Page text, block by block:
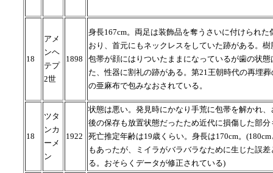
18
アメ
ンヘ
テプ
2世
1898
身長167cm。両足は装飾品を奪うさいに付けられた
おり、首元にもネックレスをしていた跡がある。樹
包帯が顔にはりついたままになっているが歯の状態
た、性器に割礼の跡がある。第21王朝時代の再埋
の亜麻布で包みなおされている。
18
ツタ
ンカ
ーメ
ン
1922
状態は悪い。発見時にかなり手荒に包帯を解かれ、
後の保存も放置状態だったため近代に損傷した部分
死亡推定年齢は19歳くらい。身長は170cm。
もあったが、ミイラがバラバラなために生じた誤差
る。おそらくデータが修正されている)